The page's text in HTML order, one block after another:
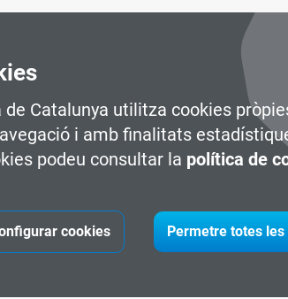
Catalunya utilitza cookies
i amb finalitats
podeu consultar la política de
cookies Permetre totes
,
aspectes claus per a l'
'startups
la prova pilot a la producció.
a cada context, amb el suport
Una formació orientada a transformar